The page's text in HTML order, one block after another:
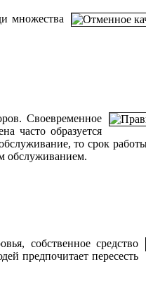
множества
Своевременное
часто образуется
то срок
обслуживанием.
собственное средство
предпочитает пересесть